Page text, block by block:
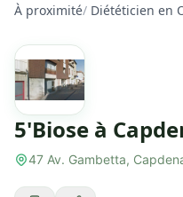
À proximité/ Diététicien en
5'Biose à
47 Av. Gambetta,